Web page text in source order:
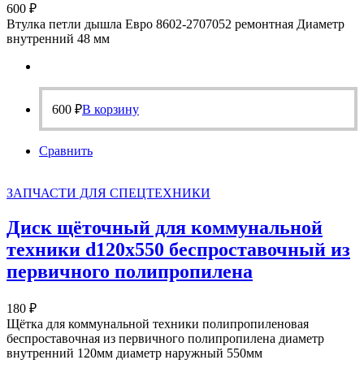
600 ₽
Втулка петли дышла Евро 8602-2707052 ремонтная Диаметр
внутренний 48 мм
600 ₽В корзину
Сравнить
ЗАПЧАСТИ ДЛЯ СПЕЦТЕХНИКИ
Диск щёточный для коммунальной
техники d120х550 беспроставочный из
первичного полипропилена
180 ₽
Щётка для коммунальной техники полипропиленовая
беспроставочная из первичного полипропилена диаметр
внутренний 120мм диаметр наружный 550мм